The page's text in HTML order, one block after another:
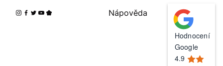
Nápověda
Hodnocení
Google
4.9